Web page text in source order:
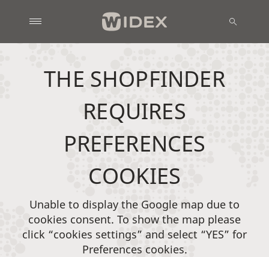
THE SHOPFINDER
REQUIRES
PREFERENCES
COOKIES
Unable to display the Google map due to
cookies consent. To show the map please
click “cookies settings” and select “YES” for
Preferences cookies.